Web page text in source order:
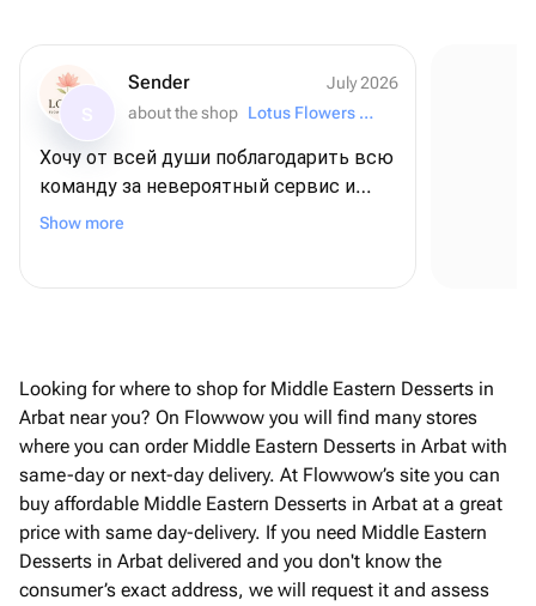
Sender
July 2026
about the shop
Lotus Flowers and Gifts
Хочу от всей души поблагодарить всю
команду за невероятный сервис и
внимание к деталям! ❤️ Для меня этот
постоянно на связи, отвечала на все
вопросы и подарила мне полное
спокойствие и уверенность В итоге
всё было даже лучше, чем я могла
представить! Безумно вкусный торт,
роскошные шарики, красивая
упаковка, а самое трогательное - мою
открытку с пожеланиями аккуратно
Show more
Looking for where to shop for Middle Eastern Desserts in
Arbat near you? On Flowwow you will find many stores
where you can order Middle Eastern Desserts in Arbat with
same-day or next-day delivery. At Flowwow’s site you can
buy affordable Middle Eastern Desserts in Arbat at a great
price with same day-delivery. If you need Middle Eastern
Desserts in Arbat delivered and you don't know the
consumer’s exact address, we will request it and assess